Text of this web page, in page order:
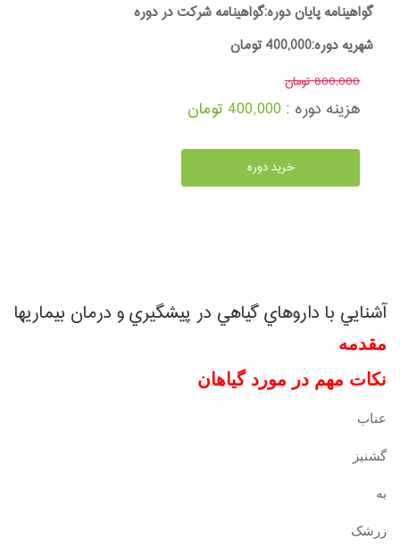
گواهینامه پایان دوره:گواهینامه شرکت در دوره
شهریه دوره:400,000 تومان
800,000 تومان
هزینه دوره : 400,000 تومان
خرید دوره
آشنايي با داروهاي گياهي در پيشگيري و درمان بيماريها
مقدمه
نکات مهم در مورد گياهان
عناب
گشنيز
به
زرشک